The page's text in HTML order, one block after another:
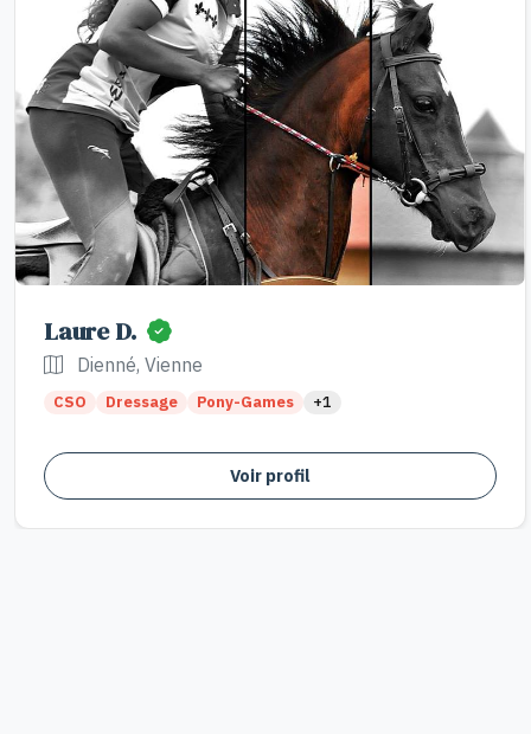
Laure D.
Dienné, Vienne
CSO Dressage Pony-Games +1
Voir profil